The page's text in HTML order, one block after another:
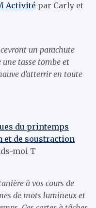
Activité par Carly et
un parachute
tasse tombe et
d’atterrir en toute
du printemps
et de soustraction
moi T
à vos cours de
de mots lumineux et